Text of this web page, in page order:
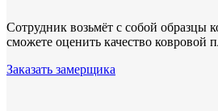
Сотрудник возьмёт с собой образцы
сможете оценить качество ковровой
Заказать замерщика